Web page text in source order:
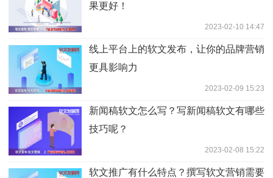
果更好！
2023-02-10 14:47
线上平台上的软文发布，让你的品牌营销
更具影响力
2023-02-09 15:23
新闻稿软文怎么写？写新闻稿软文有哪些
技巧呢？
2023-02-08 15:22
软文推广有什么特点？撰写软文营销需要